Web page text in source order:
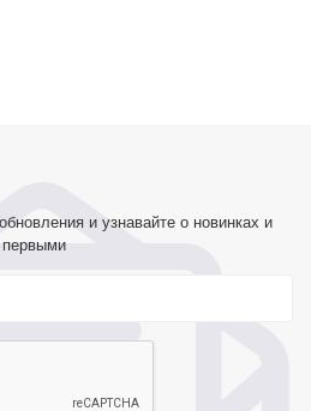
и узнавайте о новинках и